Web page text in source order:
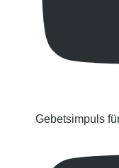
Gebetsimpuls